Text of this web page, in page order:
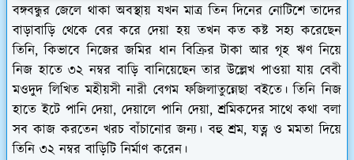
বঙ্গবন্ধুর জেলে থাকা অবস্থায় যখন মাত্র তিন দিনের নোটিশে তাদের
বাড়াবাড়ি থেকে বের করে দেয়া হয় তখন কত কষ্ট সহ্য করেছেন
তিনি, কিভাবে নিজের জমির ধান বিক্রির টাকা আর গৃহ ঋণ নিয়ে
নিজ হাতে ৩২ নম্বর বাড়ি বানিয়েছেন তার উল্লেখ পাওয়া যায় বেবী
মওদুদ লিখিতমহীয়সী নারী বেগম ফজিলাতুন্নেছাবইতে। তিনি নিজ
হাতে ইটে পানি দেয়া, দেয়ালে পানি দেয়া, শ্রমিকদের সাথে কথা বলা
সব কাজ করতেন খরচ বাঁচানোর জন্য। বহু শ্রম, যত্ন ও মমতা দিয়ে
তিনি ৩২ নম্বর বাড়িটি নির্মাণ করেন।